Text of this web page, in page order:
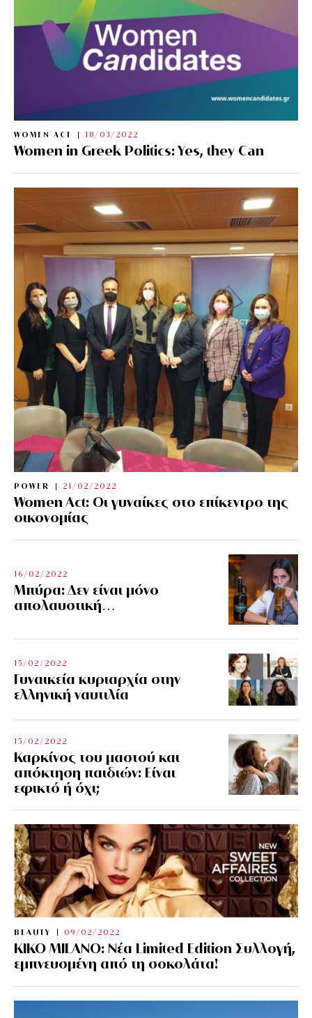
WOMEN ACT 18/03/2022
Women in Greek Politics: Yes, they Can
POWER 21/02/2022
Women Act: Οι γυναίκες στο επίκεντρο της
οικονομίας
16/02/2022
Μπύρα: Δεν είναι μόνο
απολαυστική…
15/02/2022
Γυναικεία κυριαρχία στην
ελληνική ναυτιλία
15/02/2022
Καρκίνος του μαστού και
απόκτηση παιδιών: Είναι
εφικτό ή όχι;
BEAUTY 09/02/2022
KIKO MILANO: Νέα Limited Edition Συλλογή,
εμπνευσμένη από τη σοκολάτα!